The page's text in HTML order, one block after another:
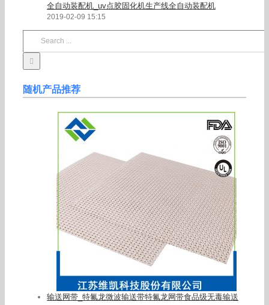
全自动装配机_uv点胶固化机生产线全自动装配机
2019-02-09 15:15
随机产品推荐
输送网带_特氟龙微波输送带特氟龙网带食品级无毒输送